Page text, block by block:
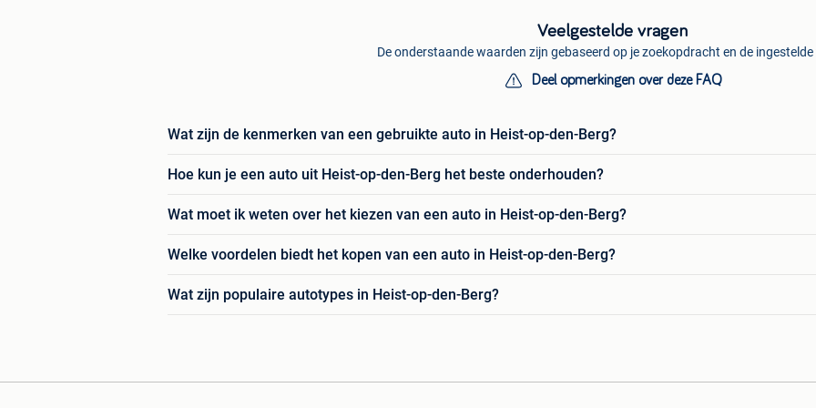
Veelgestelde vragen
De onderstaande waarden zijn gebaseerd op je zoekopdracht en de
Deel opmerkingen over deze FAQ
Wat zijn de kenmerken van een gebruikte auto in Heist-op-den-Berg?
Hoe kun je een auto uit Heist-op-den-Berg het beste onderhouden?
Wat moet ik weten over het kiezen van een auto in Heist-op-den-Berg?
Welke voordelen biedt het kopen van een auto in Heist-op-den-Berg?
Wat zijn populaire autotypes in Heist-op-den-Berg?